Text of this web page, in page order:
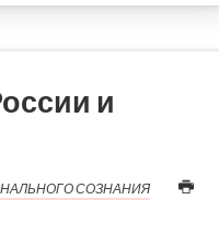
К
и
СОЗНАНИЯ